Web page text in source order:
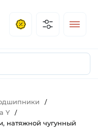
/
Y /
натяжной чугунный